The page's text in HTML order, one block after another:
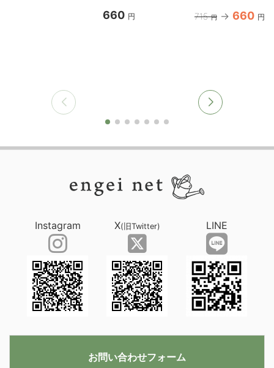
660 円 715 円 660 円
Instagram X(旧Twitter) LINE
お問い合わせフォーム